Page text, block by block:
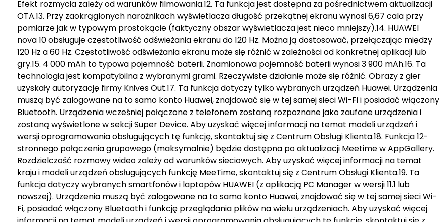
Efekt rozmycia zależy od warunków filmowania.12. Ta funkcja jest dostępna za pośrednictwem aktualizacji
OTA.13. Przy zaokrąglonych narożnikach wyświetlacza długość przekątnej ekranu wynosi 6,67 cala przy
pomiarze jak w typowym prostokącie (faktyczny obszar wyświetlacza jest nieco mniejszy).14. HUAWEI
nova 10 obsługuje częstotliwość odświeżania ekranu do 120 Hz. Można ją dostosować, przełączając między
120 Hz a 60 Hz. Częstotliwość odświeżania ekranu może się różnić w zależności od konkretnej aplikacji lub
gry.15. 4 000 mAh to typowa pojemność baterii. Znamionowa pojemność baterii wynosi 3 900 mAh.16. Ta
technologia jest kompatybilna z wybranymi grami. Rzeczywiste działanie może się różnić. Obrazy z gier
uzyskały autoryzację firmy Knives Out.17. Ta funkcja dotyczy tylko wybranych urządzeń Huawei. Urządzenia
muszą być zalogowane na to samo konto Huawei, znajdować się w tej samej sieci Wi-Fi i posiadać włączony
Bluetooth. Urządzenia wcześniej połączone z telefonem zostaną rozpoznane jako zaufane urządzenia i
zostaną wyświetlone w sekcji Super Device. Aby uzyskać więcej informacji na temat modeli urządzeń i
wersji oprogramowania obsługujących tę funkcję, skontaktuj się z Centrum Obsługi Klienta.18. Funkcja 12-
stronnego połączenia grupowego (maksymalnie) będzie dostępna po aktualizacji Meetime w AppGallery.
Rozdzielczość rozmowy wideo zależy od warunków sieciowych. Aby uzyskać więcej informacji na temat
kraju i modeli urządzeń obsługujących funkcję MeeTime, skontaktuj się z Centrum Obsługi Klienta.19. Ta
funkcja dotyczy wybranych smartfonów i laptopów HUAWEI (z aplikacją PC Manager w wersji 11.1 lub
nowszej). Urządzenia muszą być zalogowane na to samo konto Huawei, znajdować się w tej samej sieci Wi-
Fi, posiadać włączony Bluetooth i funkcję przeglądania plików na wielu urządzeniach. Aby uzyskać więcej